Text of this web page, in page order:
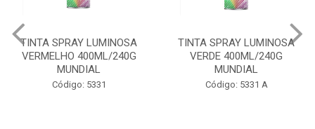
TINTA SPRAY LUMINOSA
VERMELHO 400ML/240G
MUNDIAL
Código: 5331
TINTA SPRAY LUMINOSA
VERDE 400ML/240G
MUNDIAL
Código: 5331 A